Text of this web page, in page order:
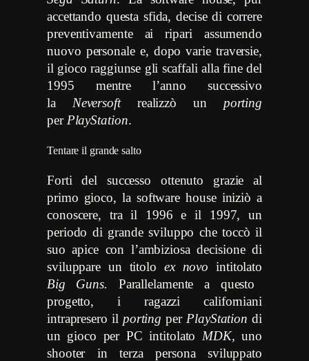
accettando questa sfida, decise di correre
preventivamente ai ripari assumendo
nuovo personale e, dopo varie traversie,
il gioco raggiunse gli scaffali alla fine del
1995 mentre l’anno successivo
la Neversoftrealizzò un porting
per PlayStation.
Tentare il grande salto
Forti del successo ottenuto grazie al
primo gioco, la software house iniziò a
conoscere, tra il 1996 e il 1997, un
periodo di grande sviluppo che toccò il
suo apice con l’ambiziosa decisione di
sviluppare un titolo ex novo intitolato
Big Guns. Parallelamente a questo
progetto, i ragazzi californiani
intrapresero il portingper PlayStation di
un gioco per PC intitolato MDK,uno
shooter in terza persona sviluppato